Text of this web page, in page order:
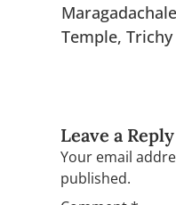
Temple, Trichy
Leave a Reply
Your email
published.